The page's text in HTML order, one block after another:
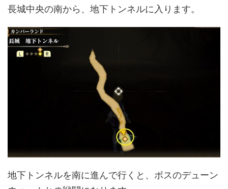
長城中央の南から、地下トンネルに入ります。
地下トンネルを南に進んで行くと、ボスのデューン